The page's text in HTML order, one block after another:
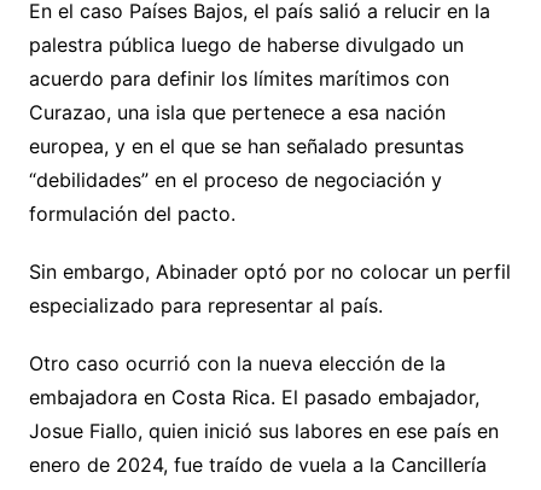
En el caso Países Bajos, el país salió a relucir en la
palestra pública luego de haberse divulgado un
acuerdo para definir los límites marítimos con
Curazao, una isla que pertenece a esa nación
europea, y en el que se han señalado presuntas
“debilidades” en el proceso de negociación y
formulación del pacto.
Sin embargo, Abinader optó por no colocar un perfil
especializado para representar al país.
Otro caso ocurrió con la nueva elección de la
embajadora en Costa Rica. El pasado embajador,
Josue Fiallo, quien inició sus labores en ese país en
enero de 2024, fue traído de vuela a la Cancillería